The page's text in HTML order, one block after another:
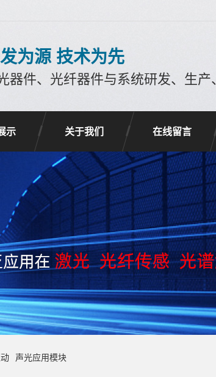
为源 技术为先
器件、光纤器件与系统研发、生产
示 关于我们 在线留言
声光应用模块